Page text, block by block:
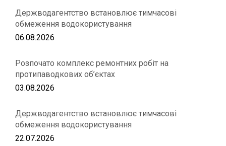
Держводагентство встановлює тимчасові
обмеження водокористування
06.08.2026
Розпочато комплекс ремонтних робіт на
протипаводкових об’єктах
03.08.2026
Держводагентство встановлює тимчасові
обмеження водокористування
22.07.2026